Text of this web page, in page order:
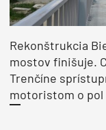
Rekonštrukcia
mostov finišuje.
Trenčíne
motoristom o pol